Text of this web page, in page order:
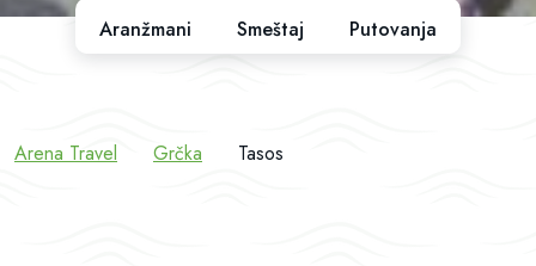
Aranžmani Smeštaj Putovanja
Arena Travel Grčka Tasos